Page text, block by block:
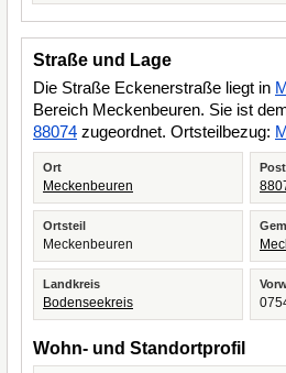
Straße und Lage
Die Straße Eckenerstraße liegt in
Bereich Meckenbeuren. Sie ist
88074 zugeordnet. Ortsteilbezug:
Ort
Meckenbeuren
Ortsteil
Meckenbeuren
Landkreis
Bodenseekreis
Wohn- und Standortprofil